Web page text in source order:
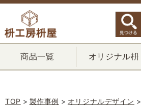
商品一覧 オリジナル枡
TOP > 製作事例 > オリジナルデザイン >